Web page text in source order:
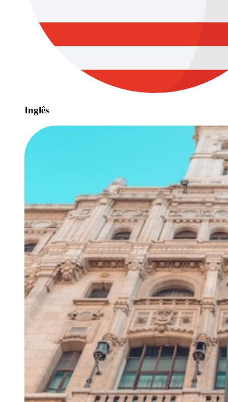
Inglês